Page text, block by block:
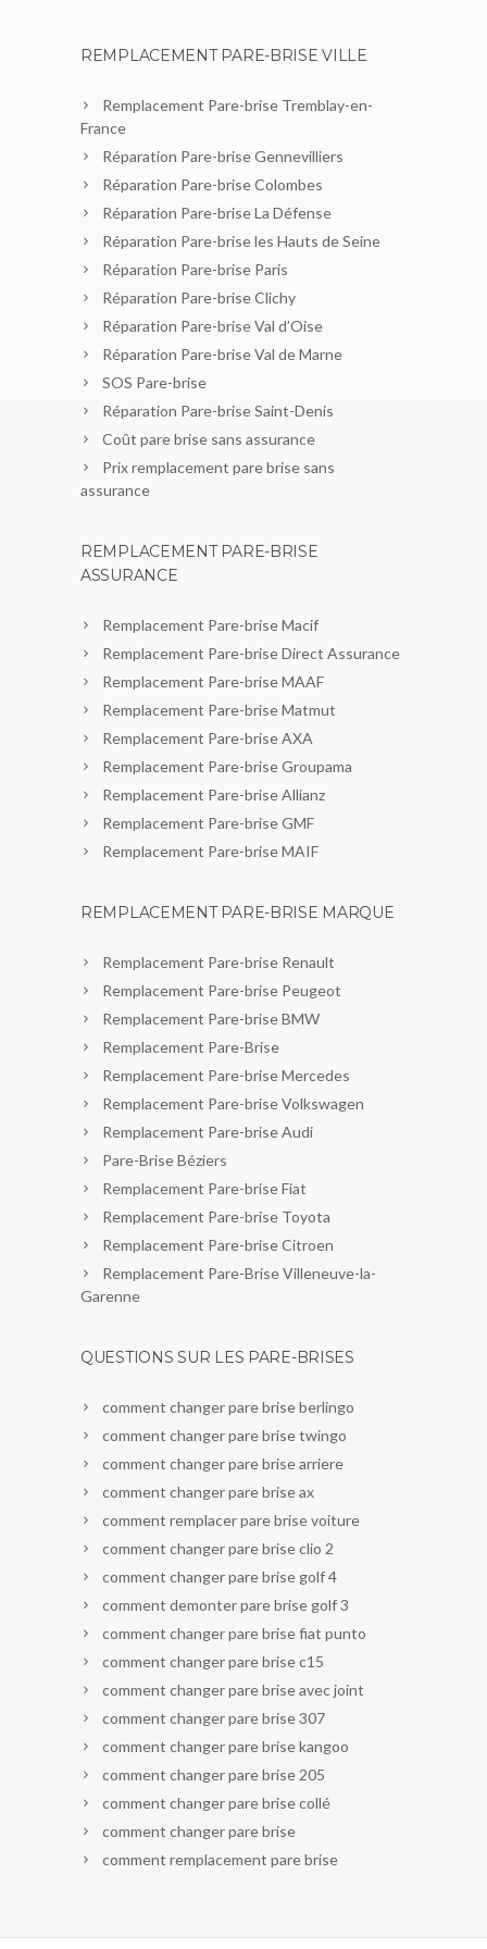
REMPLACEMENT PARE-BRISE VILLE
Remplacement Pare-brise Tremblay-en-
France
Réparation Pare-brise Gennevilliers
Réparation Pare-brise Colombes
Réparation Pare-brise La Défense
Réparation Pare-brise les Hauts de Seine
Réparation Pare-brise Paris
Réparation Pare-brise Clichy
Réparation Pare-brise Val d’Oise
Réparation Pare-brise Val de Marne
SOS Pare-brise
Réparation Pare-brise Saint-Denis
Coût pare brise sans assurance
Prix remplacement pare brise sans
assurance
REMPLACEMENT PARE-BRISE
ASSURANCE
Remplacement Pare-brise Macif
Remplacement Pare-brise Direct Assurance
Remplacement Pare-brise MAAF
Remplacement Pare-brise Matmut
Remplacement Pare-brise AXA
Remplacement Pare-brise Groupama
Remplacement Pare-brise Allianz
Remplacement Pare-brise GMF
Remplacement Pare-brise MAIF
REMPLACEMENT PARE-BRISE MARQUE
Remplacement Pare-brise Renault
Remplacement Pare-brise Peugeot
Remplacement Pare-brise BMW
Remplacement Pare-Brise
Remplacement Pare-brise Mercedes
Remplacement Pare-brise Volkswagen
Remplacement Pare-brise Audi
Pare-Brise Béziers
Remplacement Pare-brise Fiat
Remplacement Pare-brise Toyota
Remplacement Pare-brise Citroen
Remplacement Pare-Brise Villeneuve-la-
Garenne
QUESTIONS SUR LES PARE-BRISES
comment changer pare brise berlingo
comment changer pare brise twingo
comment changer pare brise arriere
comment changer pare brise ax
comment remplacer pare brise voiture
comment changer pare brise clio 2
comment changer pare brise golf 4
comment demonter pare brise golf 3
comment changer pare brise fiat punto
comment changer pare brise c15
comment changer pare brise avec joint
comment changer pare brise 307
comment changer pare brise kangoo
comment changer pare brise 205
comment changer pare brise collé
comment changer pare brise
comment remplacement pare brise